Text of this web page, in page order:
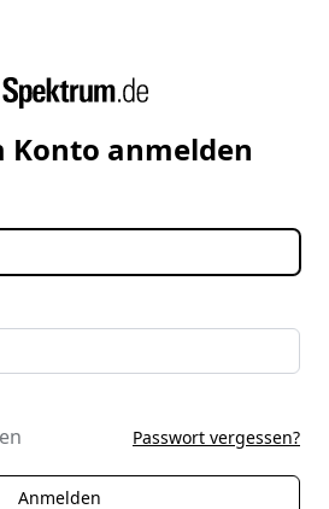
Konto anmelden
Passwort vergessen?